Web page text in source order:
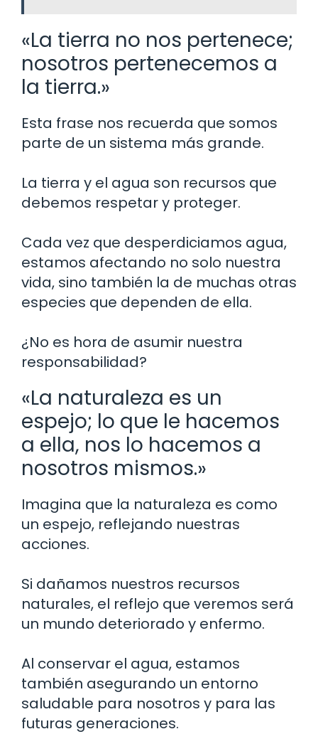
«La tierra no nos pertenece;
nosotros pertenecemos a
la tierra.»
Esta frase nos recuerda que somos
parte de un sistema más grande.
La tierra y el agua son recursos que
debemos respetar y proteger.
Cada vez que desperdiciamos agua,
estamos afectando no solo nuestra
vida, sino también la de muchas otras
especies que dependen de ella.
¿No es hora de asumir nuestra
responsabilidad?
«La naturaleza es un
espejo; lo que le hacemos
a ella, nos lo hacemos a
nosotros mismos.»
Imagina que la naturaleza es como
un espejo, reflejando nuestras
acciones.
Si dañamos nuestros recursos
naturales, el reflejo que veremos será
un mundo deteriorado y enfermo.
Al conservar el agua, estamos
también asegurando un entorno
saludable para nosotros y para las
futuras generaciones.